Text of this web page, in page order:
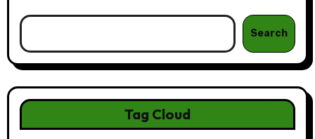
Search
Tag Cloud